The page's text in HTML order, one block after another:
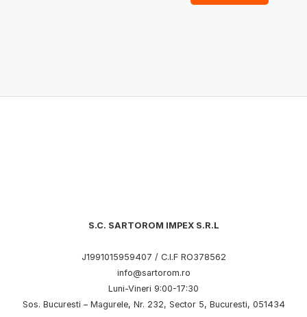
S.C. SARTOROM IMPEX S.R.L
J1991015959407 / C.I.F RO378562
info@sartorom.ro
Luni-Vineri 9:00-17:30
Sos. Bucuresti – Magurele, Nr. 232, Sector 5, Bucuresti, 051434